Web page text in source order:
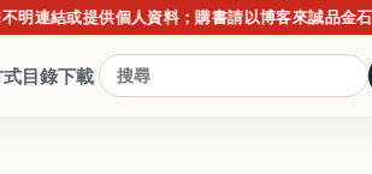
提供個人資料；購書請以博客來誠品金石堂正式
式目錄下載